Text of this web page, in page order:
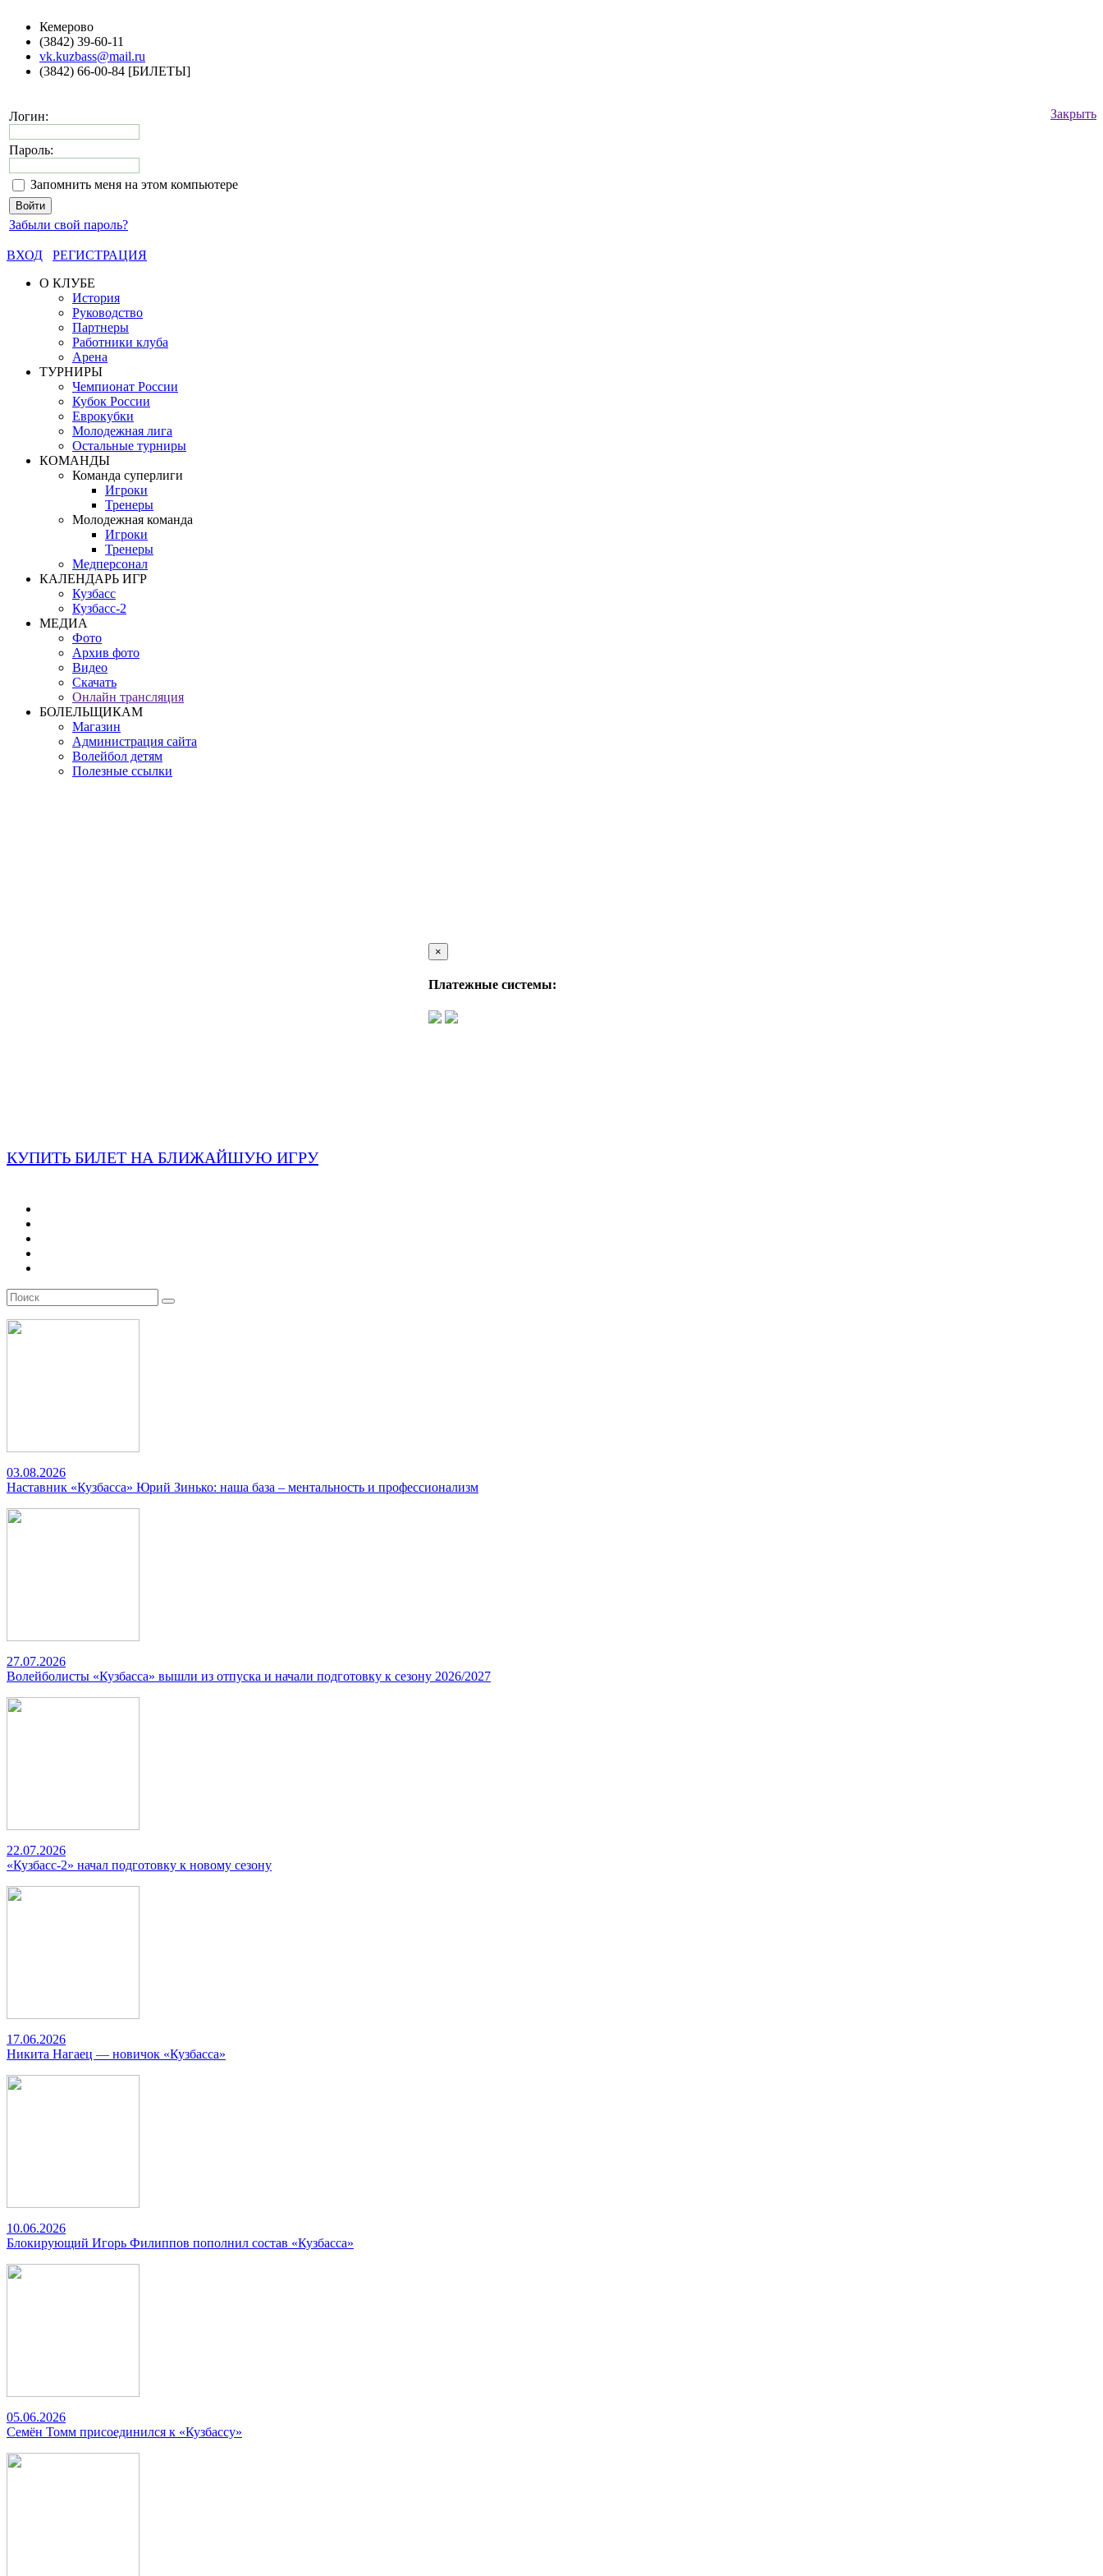
Кемерово
(3842) 39-60-11
vk.kuzbass@mail.ru
(3842) 66-00-84 [БИЛЕТЫ]
Закрыть
Логин:
Пароль:
Запомнить меня на этом компьютере
Забыли свой пароль?
ВХОД
РЕГИСТРАЦИЯ
О КЛУБЕ
История
Руководство
Партнеры
Работники клуба
Арена
ТУРНИРЫ
Чемпионат России
Кубок России
Еврокубки
Молодежная лига
Остальные турниры
КОМАНДЫ
Команда суперлиги
Игроки
Тренеры
Молодежная команда
Игроки
Тренеры
Медперсонал
КАЛЕНДАРЬ ИГР
Кузбасс
Кузбасс-2
МЕДИА
Фото
Архив фото
Видео
Скачать
Онлайн трансляция
БОЛЕЛЬЩИКАМ
Магазин
Администрация сайта
Волейбол детям
Полезные ссылки
×
Платежные системы:
КУПИТЬ БИЛЕТ НА БЛИЖАЙШУЮ ИГРУ
03.08.2026
Наставник «Кузбасса» Юрий Зинько: наша база – ментальность и профессионализм
27.07.2026
Волейболисты «Кузбасса» вышли из отпуска и начали подготовку к сезону 2026/2027
22.07.2026
«Кузбасс-2» начал подготовку к новому сезону
17.06.2026
Никита Нагаец — новичок «Кузбасса»
10.06.2026
Блокирующий Игорь Филиппов пополнил состав «Кузбасса»
05.06.2026
Семён Томм присоединился к «Кузбассу»